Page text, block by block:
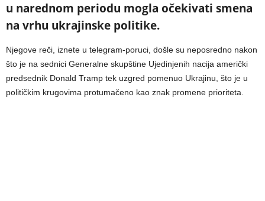
u narednom periodu mogla očekivati smena
na vrhu ukrajinske politike.
Njegove reči, iznete u telegram-poruci, došle su neposredno nakon
što je na sednici Generalne skupštine Ujedinjenih nacija američki
predsednik Donald Tramp tek uzgred pomenuo Ukrajinu, što je u
političkim krugovima protumačeno kao znak promene prioriteta.